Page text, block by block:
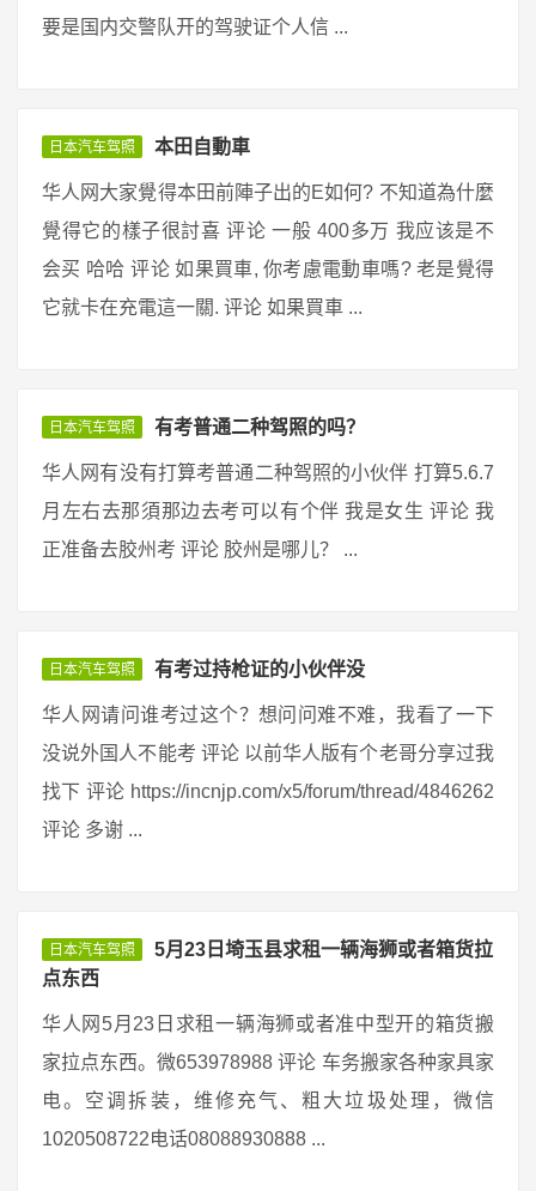
要是国内交警队开的驾驶证个人信 ...
日本汽车驾照 本田自動車
华人网大家覺得本田前陣子出的E如何? 不知道為什麼
覺得它的樣子很討喜 评论 一般 400多万 我应该是不
会买 哈哈 评论 如果買車, 你考慮電動車嗎? 老是覺得
它就卡在充電這一關. 评论 如果買車 ...
日本汽车驾照 有考普通二种驾照的吗？
华人网有没有打算考普通二种驾照的小伙伴 打算5.6.7
月左右去那須那边去考可以有个伴 我是女生 评论 我
正准备去胶州考 评论 胶州是哪儿？ ...
日本汽车驾照 有考过持枪证的小伙伴没
华人网请问谁考过这个？想问问难不难，我看了一下
没说外国人不能考 评论 以前华人版有个老哥分享过我
找下 评论 https://incnjp.com/x5/forum/thread/4846262
评论 多谢 ...
日本汽车驾照
5月23日埼玉县求租一辆海狮或者箱货拉
点东西
华人网5月23日求租一辆海狮或者准中型开的箱货搬
家拉点东西。微653978988 评论 车务搬家各种家具家
电。空调拆装，维修充气、粗大垃圾处理，微信
1020508722电话08088930888 ...